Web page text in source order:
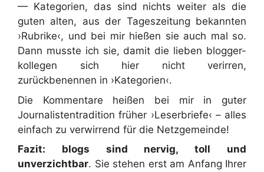
— Kategorien, das sind nichts weiter als die
guten alten, aus der Tageszeitung bekannten
›Rubrike‹, und bei mir hießen sie auch mal so.
Dann musste ich sie, damit die lieben blogger-
kollegen sich hier nicht verirren,
zurückbenennen in ›Kategorien‹.
Die Kommentare heißen bei mir in guter
Journalistentradition früher ›Leserbriefe‹ – alles
einfach zu verwirrend für die Netzgemeinde!
Fazit: blogs sind nervig, toll und
unverzichtbar. Sie stehen erst am Anfang Ihrer